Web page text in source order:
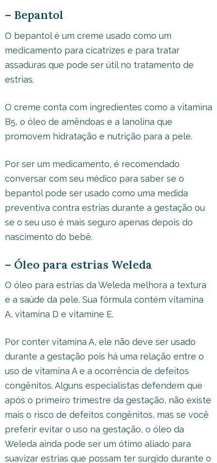
– Bepantol
O bepantol é um creme usado como um
medicamento para cicatrizes e para tratar
assaduras que pode ser útil no tratamento de
estrias.
O creme conta com ingredientes como a vitamina
B5, o óleo de amêndoas e a lanolina que
promovem hidratação e nutrição para a pele.
Por ser um medicamento, é recomendado
conversar com seu médico para saber se o
bepantol pode ser usado como uma medida
preventiva contra estrias durante a gestação ou
se o seu uso é mais seguro apenas depois do
nascimento do bebê.
– Óleo para estrias Weleda
O óleo para estrias da Weleda melhora a textura
e a saúde da pele. Sua fórmula contém vitamina
A, vitamina D e vitamine E.
Por conter vitamina A, ele não deve ser usado
durante a gestação pois há uma relação entre o
uso de vitamina A e a ocorrência de defeitos
congênitos. Alguns especialistas defendem que
após o primeiro trimestre da gestação, não existe
mais o risco de defeitos congênitos, mas se você
preferir evitar o uso na gestação, o óleo da
Weleda ainda pode ser um ótimo aliado para
suavizar estrias que possam ter surgido durante o